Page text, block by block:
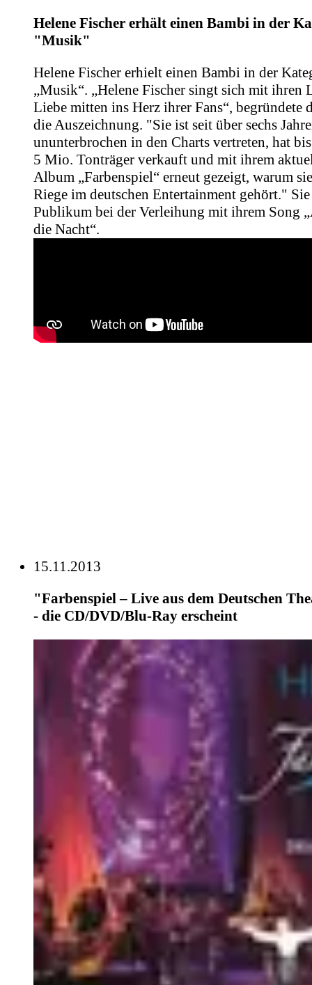
Helene Fischer erhält einen Bambi in der
"Musik"
Helene Fischer erhielt einen Bambi in der
„Musik“. „Helene Fischer singt sich mit ihren
Liebe mitten ins Herz ihrer Fans“, begründete
die Auszeichnung. "Sie ist seit über sechs
ununterbrochen in den Charts vertreten, hat
5 Mio. Tonträger verkauft und mit ihrem
Album „Farbenspiel“ erneut gezeigt, warum
Riege im deutschen Entertainment gehört." Sie
Publikum bei der Verleihung mit ihrem Song
die Nacht“.
15.11.2013
"Farbenspiel – Live aus dem Deutschen
- die CD/DVD/Blu-Ray erscheint